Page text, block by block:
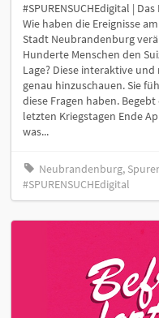
#SPURENSUCHEdigital |
Wie haben die Ereignisse
Stadt Neubrandenburg
Hunderte Menschen den
Lage? Diese interaktive
genau hinzuschauen. Sie
diese Fragen haben.
letzten Kriegstagen Ende
was...
Neubrandenburg,
#SPURENSUCHEdigital